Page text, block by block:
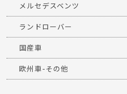
メルセデスベンツ
ランドローバー
国産車
欧州車-その他